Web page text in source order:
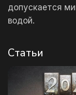
допускается
водой.
Статьи